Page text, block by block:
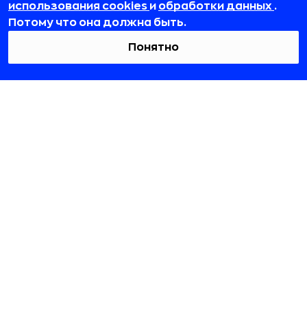
использования cookies и обработки данных .
Потому что она должна быть.
Понятно